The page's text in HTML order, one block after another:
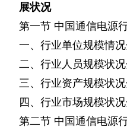
展状况
第一节 中国通信电源
一、行业单位规模情
二、行业人员规模状
三、行业资产规模状
四、行业市场规模状
第二节 中国通信电源